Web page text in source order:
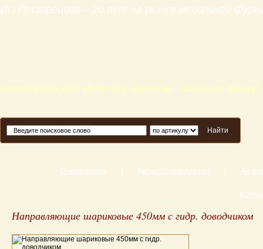
ИП Пестрецова – 20 лет на рынке мебельной
Аксессуары для мебели в Брянске - большой
Найти
О компании Каталог продукции
Направляющие шариковые 450мм с гидр. доводчиком